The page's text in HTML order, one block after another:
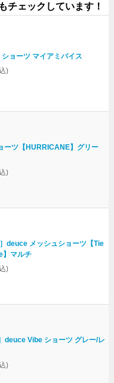
チェックしています！
ョーツ マイアミバイス
)
ーツ【HURRICANE】グリー
)
］deuce メッシュショーツ【Tie
】マルチ
)
deuce Vibe ショーツ グレー/レ
)